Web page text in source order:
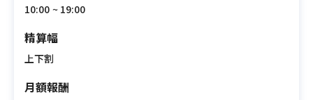
10:00 ~ 19:00
精算幅
上下割
月額報酬